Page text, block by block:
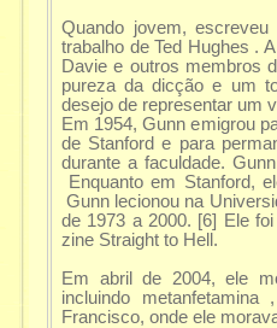
Quando jovem,
trabalho de Ted Hughes .
Davie e outros membros
pureza da dicção e um
desejo de representar um
Em 1954, Gunn emigrou
de Stanford e para
durante a faculdade.
Enquanto em Stanford,
Gunn lecionou na
de 1973 a 2000. [6] Ele
zine Straight to Hell.
Em abril de 2004, ele
incluindo
Francisco, onde ele